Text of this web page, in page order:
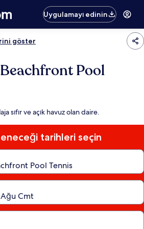
Uygulamayı edinin
göster
Pool
sıfır ve açık havuz olan daire.
tarihleri seçin